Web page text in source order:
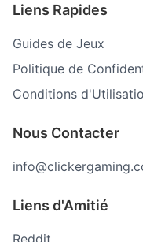
Liens Rapides
Guides de Jeux
Politique de
Conditions
Nous Contacter
Liens d'Amitié
Reddit